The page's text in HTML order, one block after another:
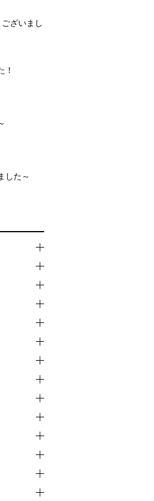
ざいまし
！
した～
可能性があります。さらに、
場合があります。またホエー
船長に対して損害賠償を請求